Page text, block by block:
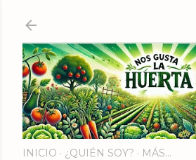
INICIO ¿QUIÉN SOY? MÁS…